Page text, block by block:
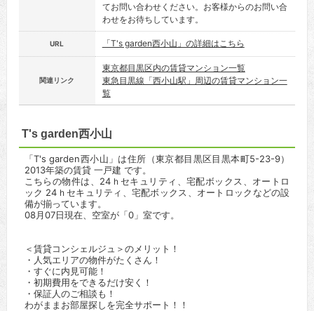
てお問い合わせください。お客様からのお問い合
わせをお待ちしています。
URL 「T's garden西小山」の詳細はこちら
関連リンク
東京都目黒区内の賃貸マンション一覧
東急目黒線「西小山駅」周辺の賃貸マンション一
覧
T's garden西小山
「T's garden西小山」は住所（東京都目黒区目黒本町5-23-9）
2013年築の賃貸 一戸建 です。
こちらの物件は、24ｈセキュリティ、宅配ボックス、オートロ
ック 24ｈセキュリティ、宅配ボックス、オートロックなどの設
備が揃っています。
08月07日現在、空室が「0」室です。
＜賃貸コンシェルジュ＞のメリット！
・人気エリアの物件がたくさん！
・すぐに内見可能！
・初期費用をできるだけ安く！
・保証人のご相談も！
わがままお部屋探しを完全サポート！！